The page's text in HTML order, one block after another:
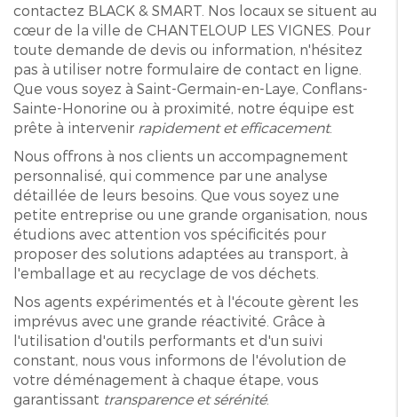
contactez BLACK & SMART. Nos locaux se situent au
cœur de la ville de CHANTELOUP LES VIGNES. Pour
toute demande de devis ou information, n'hésitez
pas à utiliser notre formulaire de contact en ligne.
Que vous soyez à Saint-Germain-en-Laye, Conflans-
Sainte-Honorine ou à proximité, notre équipe est
prête à intervenir rapidement et efficacement.
Nous offrons à nos clients un accompagnement
personnalisé, qui commence par une analyse
détaillée de leurs besoins. Que vous soyez une
petite entreprise ou une grande organisation, nous
étudions avec attention vos spécificités pour
proposer des solutions adaptées au transport, à
l'emballage et au recyclage de vos déchets.
Nos agents expérimentés et à l'écoute gèrent les
imprévus avec une grande réactivité. Grâce à
l'utilisation d'outils performants et d'un suivi
constant, nous vous informons de l'évolution de
votre déménagement à chaque étape, vous
garantissant transparence et sérénité.